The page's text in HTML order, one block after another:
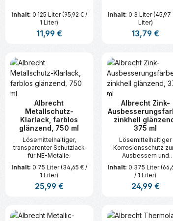
Gib den gewünschten Wert
Inhalt: 0.125 Liter(95,92 € /
1 Liter)
Regulärer Preis:
11,99 €
Produkt Anzahl: Gib den
Inhalt:0.3 Liter(45,97
Liter)
Regulärer Preis:
13,79 €
Produkt
Gib den gewünschten Wert
Albrecht
Metallschutz-
Klarlack, farblos
glänzend, 750 ml
Lösemittelhaltiger,
transparenter Schutzlack
für NE-Metalle.
Inhalt: 0.75 Liter(34,65 € /
1 Liter)
Regulärer Preis:
25,99 €
Produkt Anzahl: Gib den
Albrecht Zink-
zinkhell
375 ml
Lösemittelhaltiger
Korrosionsschutz
Ausbessern und
Nacharbeiten.
Inhalt:0.375 Liter
/ 1 Liter)
Regulärer Preis:
24,99 €
Produkt